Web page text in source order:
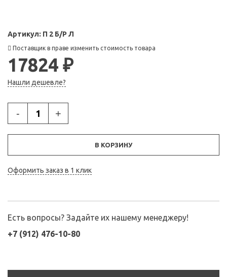
Артикул: П 2 Б/Р Л
Поставщик в праве изменить стоимость товара
17824 ₽
Нашли дешевле?
- +
В КОРЗИНУ
Оформить заказ в 1 клик
Есть вопросы? Задайте их нашему менеджеру!
+7 (912) 476-10-80